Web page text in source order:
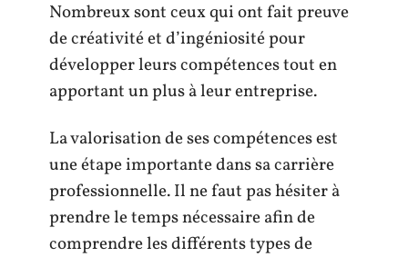
Nombreux sont ceux qui ont fait preuve
de créativité et d’ingéniosité pour
développer leurs compétences tout en
apportant un plus à leur entreprise.
La valorisation de ses compétences est
une étape importante dans sa carrière
professionnelle. Il ne faut pas hésiter à
prendre le temps nécessaire afin de
comprendre les différents types de